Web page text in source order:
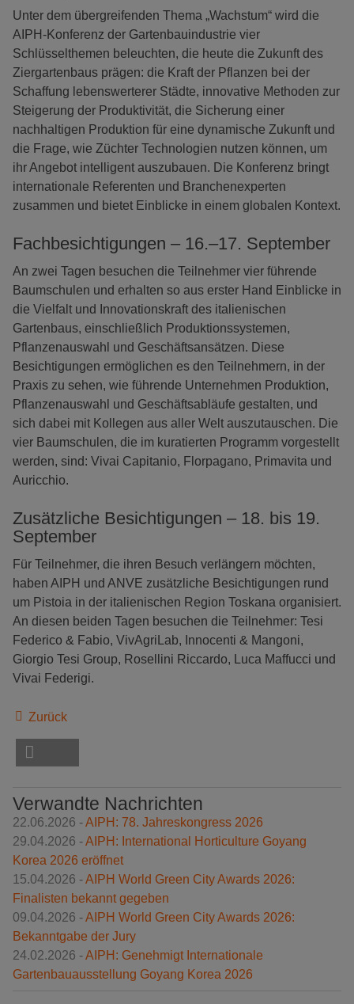
Unter dem übergreifenden Thema „Wachstum“ wird die
AIPH-Konferenz der Gartenbauindustrie vier
Schlüsselthemen beleuchten, die heute die Zukunft des
Ziergartenbaus prägen: die Kraft der Pflanzen bei der
Schaffung lebenswerterer Städte, innovative Methoden zur
Steigerung der Produktivität, die Sicherung einer
nachhaltigen Produktion für eine dynamische Zukunft und
die Frage, wie Züchter Technologien nutzen können, um
ihr Angebot intelligent auszubauen. Die Konferenz bringt
internationale Referenten und Branchenexperten
zusammen und bietet Einblicke in einem globalen Kontext.
Fachbesichtigungen – 16.–17. September
An zwei Tagen besuchen die Teilnehmer vier führende
Baumschulen und erhalten so aus erster Hand Einblicke in
die Vielfalt und Innovationskraft des italienischen
Gartenbaus, einschließlich Produktionssystemen,
Pflanzenauswahl und Geschäftsansätzen. Diese
Besichtigungen ermöglichen es den Teilnehmern, in der
Praxis zu sehen, wie führende Unternehmen Produktion,
Pflanzenauswahl und Geschäftsabläufe gestalten, und
sich dabei mit Kollegen aus aller Welt auszutauschen. Die
vier Baumschulen, die im kuratierten Programm vorgestellt
werden, sind: Vivai Capitanio, Florpagano, Primavita und
Auricchio.
Zusätzliche Besichtigungen – 18. bis 19.
September
Für Teilnehmer, die ihren Besuch verlängern möchten,
haben AIPH und ANVE zusätzliche Besichtigungen rund
um Pistoia in der italienischen Region Toskana organisiert.
An diesen beiden Tagen besuchen die Teilnehmer: Tesi
Federico & Fabio, VivAgriLab, Innocenti & Mangoni,
Giorgio Tesi Group, Rosellini Riccardo, Luca Maffucci und
Vivai Federigi.
Zurück
Verwandte Nachrichten
22.06.2026 -AIPH: 78. Jahreskongress 2026
29.04.2026 -AIPH: International Horticulture Goyang
Korea 2026 eröffnet
15.04.2026 -AIPH World Green City Awards 2026:
Finalisten bekannt gegeben
09.04.2026 -AIPH World Green City Awards 2026:
Bekanntgabe der Jury
24.02.2026 -AIPH: Genehmigt Internationale
Gartenbauausstellung Goyang Korea 2026